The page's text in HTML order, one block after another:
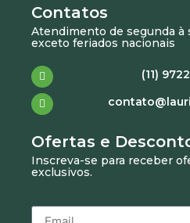
Contatos
Atendimento de segunda à
exceto feriados nacionais
(11)
Ofertas e
Inscreva-se para receber
exclusivos.